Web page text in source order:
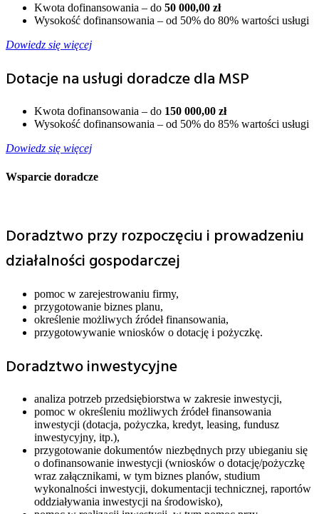
Kwota dofinansowania – do 50 000,00 zł
Wysokość dofinansowania – od 50% do 80% wartości usługi
Dowiedz się więcej
Dotacje na usługi doradcze dla MSP
Kwota dofinansowania – do 150 000,00 zł
Wysokość dofinansowania – od 50% do 85% wartości usługi
Dowiedz się więcej
Wsparcie doradcze
Doradztwo przy rozpoczęciu i prowadzeniu
działalności gospodarczej
pomoc w zarejestrowaniu firmy,
przygotowanie biznes planu,
określenie możliwych źródeł finansowania,
przygotowywanie wniosków o dotację i pożyczkę.
Doradztwo inwestycyjne
analiza potrzeb przedsiębiorstwa w zakresie inwestycji,
pomoc w określeniu możliwych źródeł finansowania
inwestycji (dotacja, pożyczka, kredyt, leasing, fundusz
inwestycyjny, itp.),
przygotowanie dokumentów niezbędnych przy ubieganiu się
o dofinansowanie inwestycji (wniosków o dotację/pożyczkę
wraz załącznikami, w tym biznes planów, studium
wykonalności inwestycji, dokumentacji technicznej, raportów
oddziaływania inwestycji na środowisko),